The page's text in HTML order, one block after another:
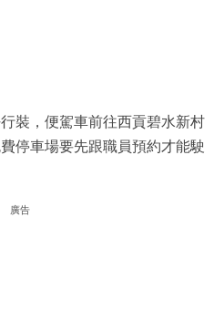
裝，便駕車前往西貢碧水新村
停車場要先跟職員預約才能駛
廣告